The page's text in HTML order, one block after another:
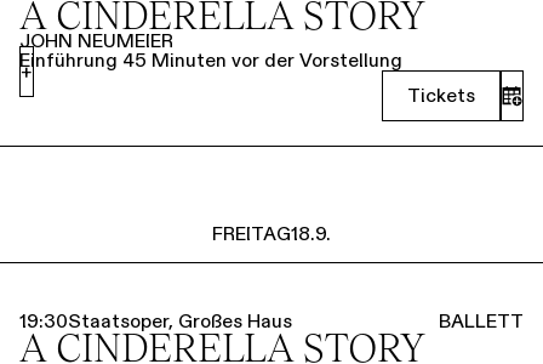
A CINDERELLA STORY
JOHN NEUMEIER
Einführung 45 Minuten vor der Vorstellung
Tickets
+
FREITAG18.9.
19:30Staatsoper, Großes Haus BALLETT
A CINDERELLA STORY